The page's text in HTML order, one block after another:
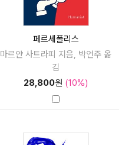
페르세폴리스
마르얀 사트라피 지음, 박언주 옮
김
28,800원 (10%)